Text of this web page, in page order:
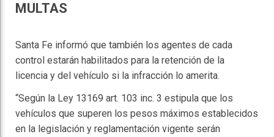
MULTAS
Santa Fe informó que también los agentes de cada
control estarán habilitados para la retención de la
licencia y del vehículo si la infracción lo amerita.
“Según la Ley 13169 art. 103 inc. 3 estipula que los
vehículos que superen los pesos máximos establecidos
en la legislación y reglamentación vigente serán